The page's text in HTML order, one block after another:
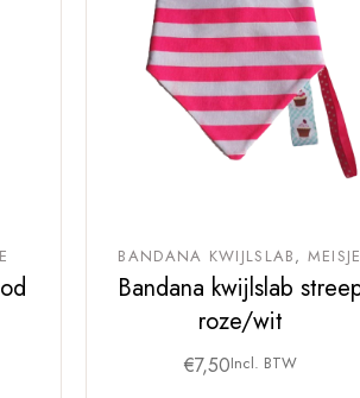
BANDANA KWIJLSLAB MEISJE
Bandana kwijlslab
roze/wit
€7,50Incl. BTW